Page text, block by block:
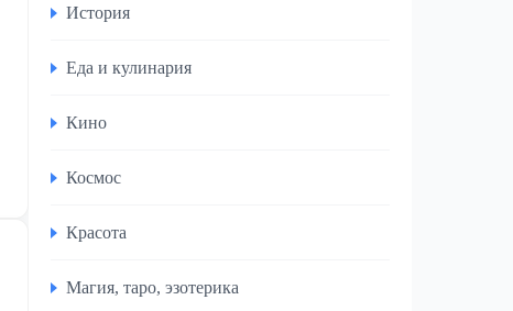
История
Еда и кулинария
Кино
Космос
Красота
Магия, таро, эзотерика